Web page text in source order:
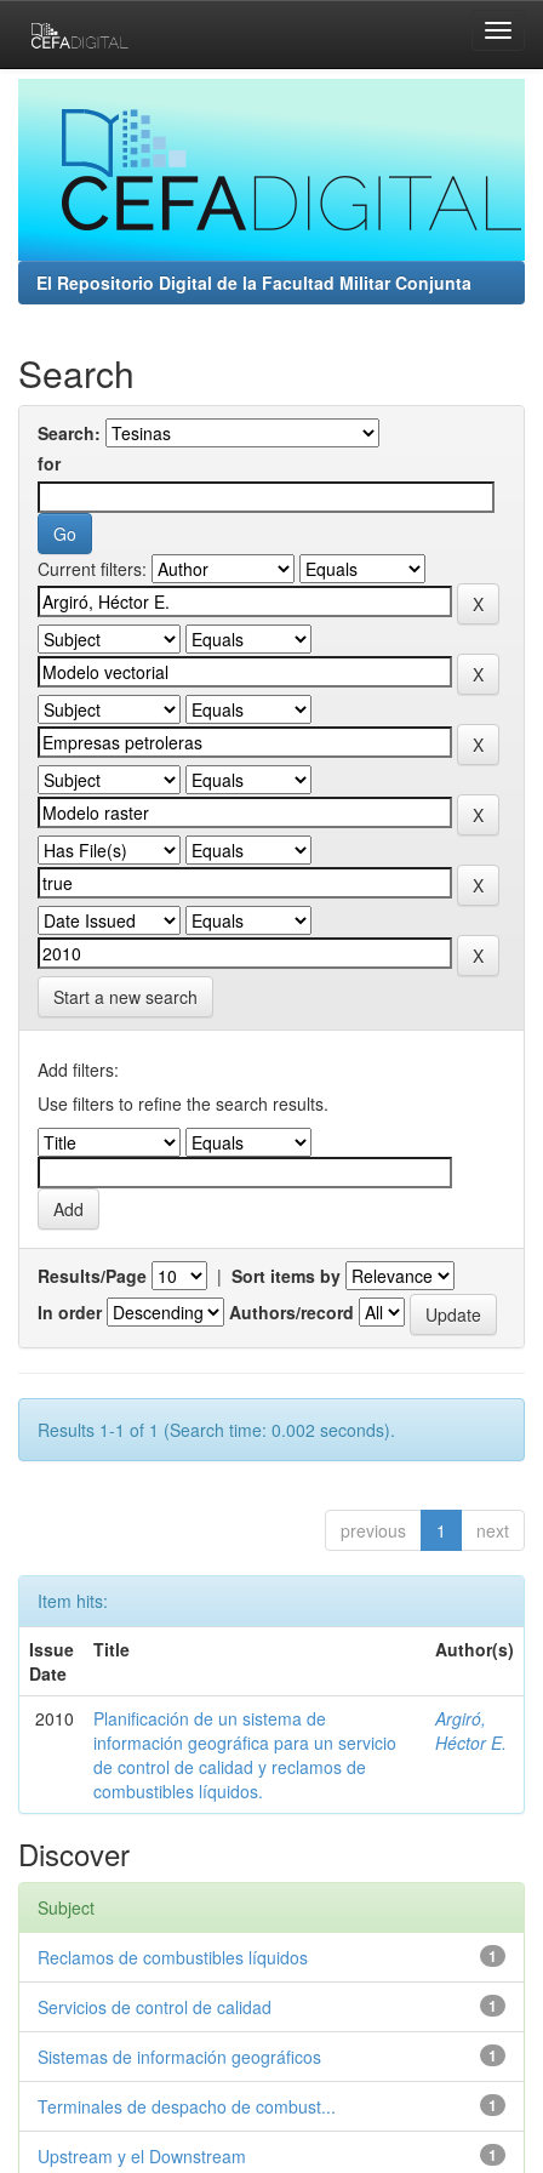
navigation
El Repositorio Digital de la Facultad Militar Conjunta
Search
Search:
for
Current filters:
Start a new search
Add filters:
Use filters to refine the search results.
Results/Page | Sort items by
In order
Authors/record
Results 1-1 of 1 (Search time: 0.002 seconds).
previous 1 next
Item hits:
Issue
Date
Title Author(s)
2010
Planificación de un sistema de
información geográfica para un servicio
de control de calidad y reclamos de
combustibles líquidos.
Argiró,
Héctor E.
Discover
Subject
1
Reclamos de combustibles líquidos
1
Servicios de control de calidad
1
Sistemas de información geográficos
1
Terminales de despacho de combust...
1
Upstream y el Downstream